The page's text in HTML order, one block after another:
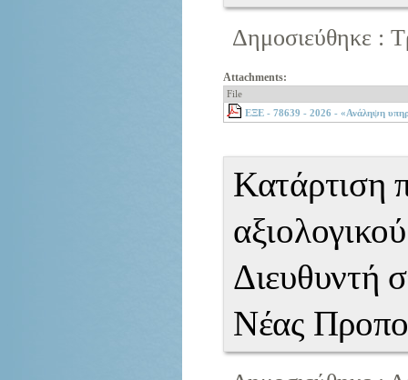
Δημοσιεύθηκε :
Attachments:
File
ΕΞΕ - 78639 - 2026 - «Ανάληψη
Κατάρτιση
Διευθυντή
Νέας